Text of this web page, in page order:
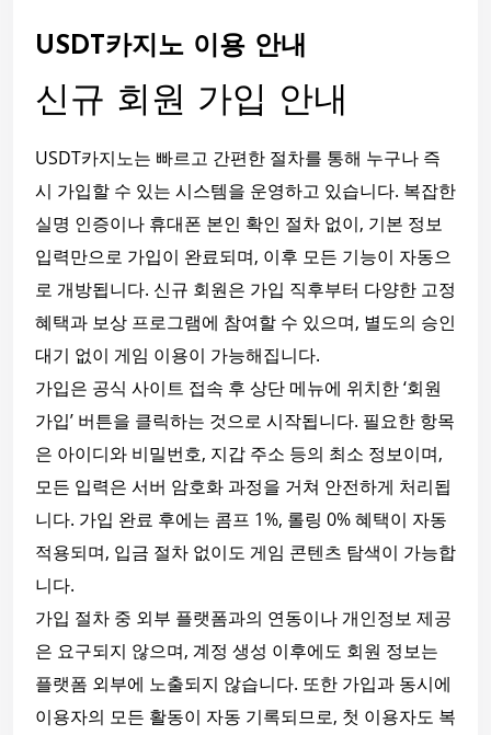
USDT카지노 이용 안내
신규 회원 가입 안내
USDT카지노는 빠르고 간편한 절차를 통해 누구나 즉
시 가입할 수 있는 시스템을 운영하고 있습니다. 복잡한
실명 인증이나 휴대폰 본인 확인 절차 없이, 기본 정보
입력만으로 가입이 완료되며, 이후 모든 기능이 자동으
로 개방됩니다. 신규 회원은 가입 직후부터 다양한 고정
혜택과 보상 프로그램에 참여할 수 있으며, 별도의 승인
대기 없이 게임 이용이 가능해집니다.
가입은 공식 사이트 접속 후 상단 메뉴에 위치한 ‘회원
가입’ 버튼을 클릭하는 것으로 시작됩니다. 필요한 항목
은 아이디와 비밀번호, 지갑 주소 등의 최소 정보이며,
모든 입력은 서버 암호화 과정을 거쳐 안전하게 처리됩
니다. 가입 완료 후에는 콤프 1%, 롤링 0% 혜택이 자동
적용되며, 입금 절차 없이도 게임 콘텐츠 탐색이 가능합
니다.
가입 절차 중 외부 플랫폼과의 연동이나 개인정보 제공
은 요구되지 않으며, 계정 생성 이후에도 회원 정보는
플랫폼 외부에 노출되지 않습니다. 또한 가입과 동시에
이용자의 모든 활동이 자동 기록되므로, 첫 이용자도 복